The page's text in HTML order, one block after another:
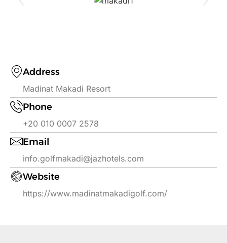
Address
Madinat Makadi Resort
Phone
+20 010 0007 2578
Email
info.golfmakadi@jazhotels.com
Website
https://www.madinatmakadigolf.com/